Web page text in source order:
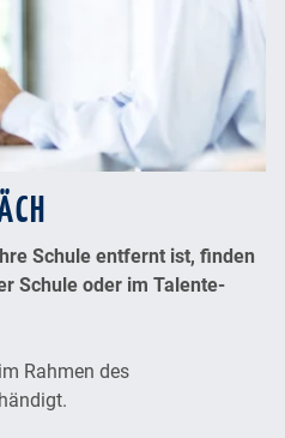
Schule entfernt ist, finden
Schule oder im Talente-
Rahmen des